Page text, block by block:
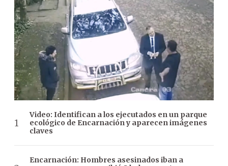
Video: Identifican a los ejecutados en un parque
ecológico de Encarnación y aparecen imágenes
claves
Encarnación: Hombres asesinados iban a